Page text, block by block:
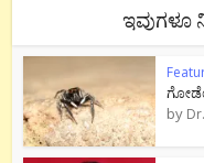
ಇವುಗಳೂ
by